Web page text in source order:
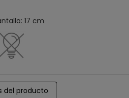
17 cm
del producto